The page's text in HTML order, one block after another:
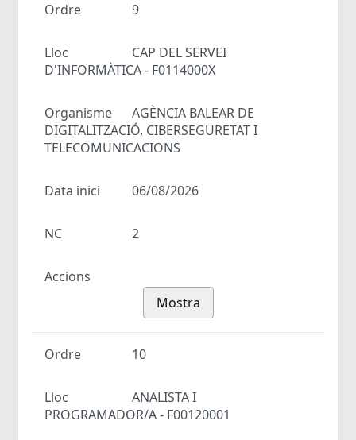
Ordre 9
Lloc
CAP DEL SERVEI
D'INFORMÀTICA - F0114000X
Organisme
AGÈNCIA BALEAR DE
DIGITALITZACIÓ, CIBERSEGURETAT I
TELECOMUNICACIONS
Data inici 06/08/2026
NC 2
Accions
Mostra
Ordre 10
Lloc
ANALISTA I
PROGRAMADOR/A - F00120001